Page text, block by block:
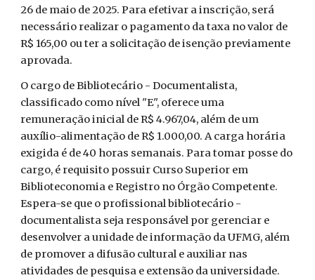
26 de maio de 2025. Para efetivar a inscrição, será
necessário realizar o pagamento da taxa no valor de
R$ 165,00 ou ter a solicitação de isenção previamente
aprovada.
O cargo de Bibliotecário - Documentalista,
classificado como nível "E", oferece uma
remuneração inicial de R$ 4.967,04, além de um
auxílio-alimentação de R$ 1.000,00. A carga horária
exigida é de 40 horas semanais. Para tomar posse do
cargo, é requisito possuir Curso Superior em
Biblioteconomia e Registro no Órgão Competente.
Espera-se que o profissional bibliotecário -
documentalista seja responsável por gerenciar e
desenvolver a unidade de informação da UFMG, além
de promover a difusão cultural e auxiliar nas
atividades de pesquisa e extensão da universidade.